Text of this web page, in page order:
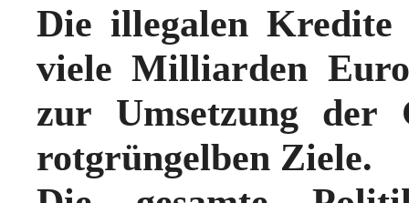
Die illegalen Kredite
viele Milliarden
zur Umsetzung der
rotgrüngelben Ziele.